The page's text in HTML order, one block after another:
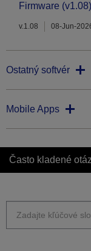
Firmware (v1.08)
v.1.08 08-Jun-
Ostatný softvér
Mobile Apps
Často kladené